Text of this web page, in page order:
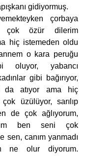
gidiyormuş.
çorbaya
çok özür dilerim
hiç istemeden oldu
o kara peruğu
oluyor, yabancı
gibi bağırıyor,
da atıyor ama hiç
üzülüyor, sarılıp
de çok ağlıyorum,
ben seni çok
sen, canım yanmadı
ne olur diyorum.